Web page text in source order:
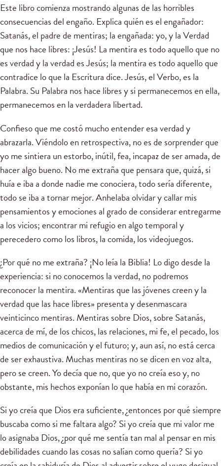
Este libro comienza mostrando algunas de las horribles
consecuencias del engaño. Explica quién es el engañador:
Satanás, el padre de mentiras; la engañada: yo, y la Verdad
que nos hace libres: ¡Jesús! La mentira es todo aquello que no
es verdad y la verdad es Jesús; la mentira es todo aquello que
contradice lo que la Escritura dice. Jesús, el Verbo, es la
Palabra. Su Palabra nos hace libres y si permanecemos en ella,
permanecemos en la verdadera libertad.
Confieso que me costó mucho entender esa verdad y
abrazarla. Viéndolo en retrospectiva, no es de sorprender que
yo me sintiera un estorbo, inútil, fea, incapaz de ser amada, de
hacer algo bueno. No me extraña que pensara que, quizá, si
huía e iba a donde nadie me conociera, todo sería diferente,
todo se iba a tornar mejor. Anhelaba olvidar y callar mis
pensamientos y emociones al grado de considerar entregarme
a los vicios; encontrar mi refugio en algo temporal y
perecedero como los libros, la comida, los videojuegos.
¿Por qué no me extraña? ¡No leía la Biblia! Lo digo desde la
experiencia: si no conocemos la verdad, no podremos
reconocer la mentira. «Mentiras que las jóvenes creen y la
verdad que las hace libres» presenta y desenmascara
veinticinco mentiras. Mentiras sobre Dios, sobre Satanás,
acerca de mí, de los chicos, las relaciones, mi fe, el pecado, los
medios de comunicación y el futuro; y, aun así, no está cerca
de ser exhaustiva. Muchas mentiras no se dicen en voz alta,
pero se creen. Yo decía que no, que yo no creía eso y, no
obstante, mis hechos exponían lo que había en mi corazón.
Si yo creía que Dios era suficiente, ¿entonces por qué siempre
buscaba como si me faltara algo? Si yo creía que mi valor me
lo asignaba Dios, ¿por qué me sentía tan mal al pensar en mis
debilidades cuando las cosas no salían como quería? Si yo